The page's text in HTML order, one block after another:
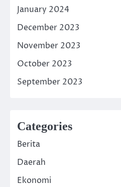
January 2024
December 2023
November 2023
October 2023
September 2023
Categories
Berita
Daerah
Ekonomi